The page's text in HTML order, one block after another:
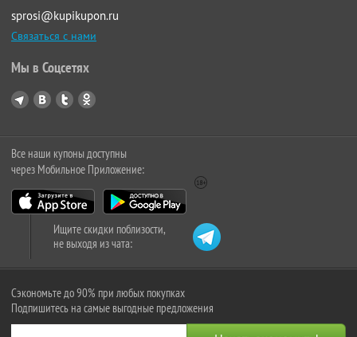
sprosi@kupikupon.ru
Связаться с нами
Мы в Соцсетях
Все наши купоны доступны
через Мобильное Приложение:
Ищите скидки поблизости,
не выходя из чата:
Сэкономьте до 90% при любых покупках
Подпишитесь на самые выгодные предложения